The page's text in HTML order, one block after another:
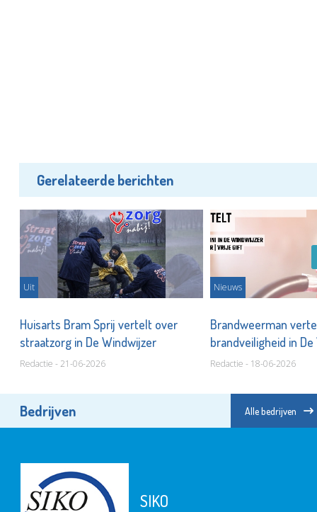
Gerelateerde berichten
Uit
Huisarts Bram Sprij vertelt over
straatzorg in De Windwijzer
Redactie - 21-06-2026
Nieuws
Brandweerman
brandveiligheid in
Redactie - 18-06-2026
Bedrijven Alle bedrijven
SIKO